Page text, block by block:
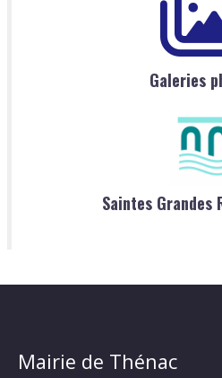
Galeries
Saintes Grandes
Mairie de Thénac